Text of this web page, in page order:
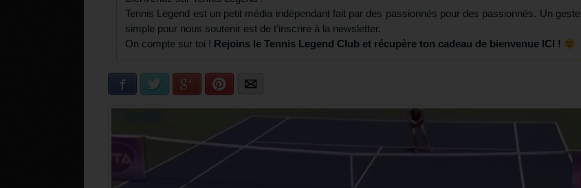
Tennis Legend est un petit média indépendant fait par des passionnés pour des passionnés. Un geste
simple pour nous soutenir est de t’inscrire à la newsletter.
On compte sur toi ! Rejoins le Tennis Legend Club et récupère ton cadeau de bienvenue ICI !
Facebook Twitter Google+ Pinterest